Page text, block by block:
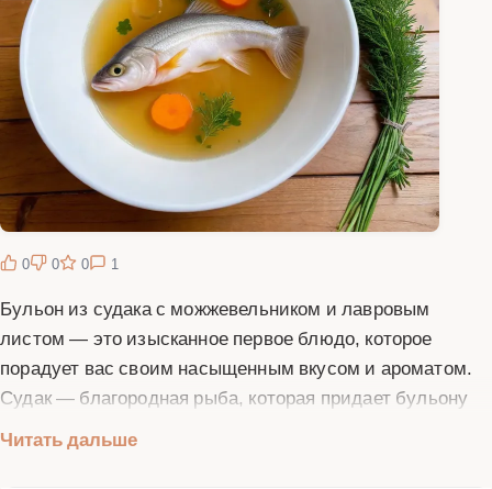
0 0 0 1
Бульон из судака с можжевельником и лавровым
листом — это изысканное первое блюдо, которое
порадует вас своим насыщенным вкусом и ароматом.
Судак — благородная рыба, которая придает бульону
добавляют пикантные нотки. Этот бульон не только
Читать дальше